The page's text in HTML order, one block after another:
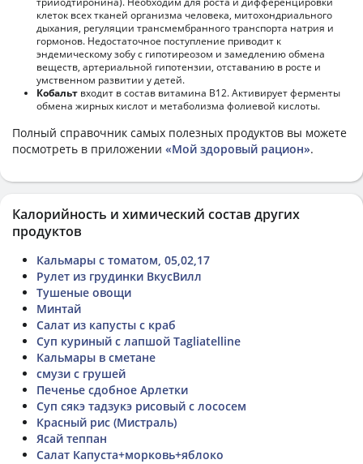
клеток всех тканей организма человека, митохондриального
дыхания, регуляции трансмембранного транспорта натрия и
гормонов. Недостаточное поступление приводит к
эндемическому зобу с гипотиреозом и замедлению обмена
веществ, артериальной гипотензии, отставанию в росте и
умственном развитии у детей.
Кобальт входит в состав витамина В12. Активирует ферменты
обмена жирных кислот и метаболизма фолиевой кислоты.
Полный справочник самых полезных продуктов вы можете
посмотреть в приложении «Мой здоровый рацион».
Калорийность и химический состав других
продуктов
Кальмары с томатом, 05,02,17
Рулет из грудинки ВкусВилл
Тушеные овощи
Минтай
Салат из капусты с краб
Суп куриный с лапшой Tagliatelline
Кальмары в сметане
смузи с грушей
Печенье сдобное Арлетки
Суп сякэ тадзукэ рисовый с лососем
Красный рис (Мистраль)
Ясай теппан
Салат Капуста+морковь+яблоко